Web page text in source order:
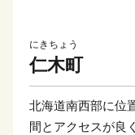
にきちょう
仁木町
北海道南西部に位
間とアクセスが良